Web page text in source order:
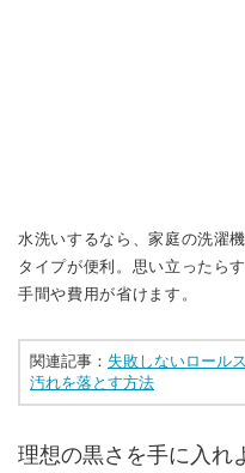
理想の黒さを手に入れ
黒いロールスクリーンは、部
かの色のインテリアを視覚的
す。
遮光効果やUVカット効果が高